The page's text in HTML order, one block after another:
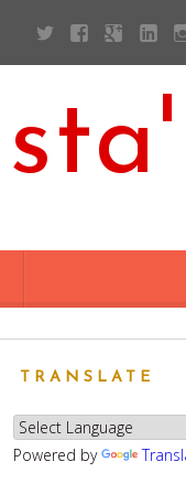
TRANSLATE
Powered by